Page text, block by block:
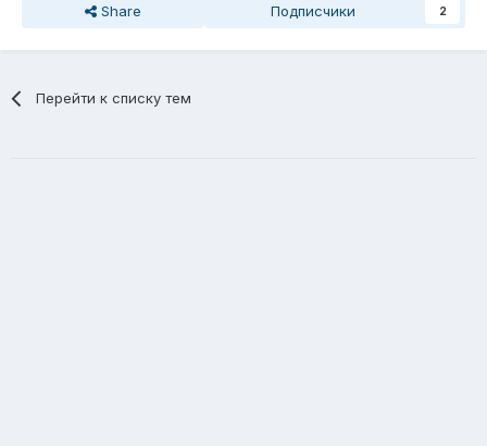
Share Подписчики 2
Перейти к списку тем